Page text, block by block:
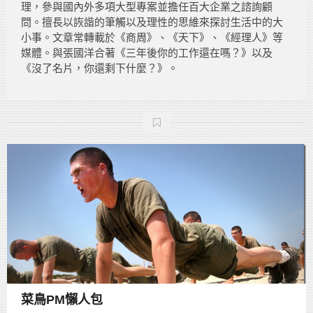
理，參與國內外多項大型專案並擔任百大企業之諮詢顧
問。擅長以詼諧的筆觸以及理性的思維來探討生活中的大
小事。文章常轉載於《商周》、《天下》、《經理人》等
媒體。與張國洋合著《三年後你的工作還在嗎？》以及
《沒了名片，你還剩下什麼？》。
菜鳥PM懶人包